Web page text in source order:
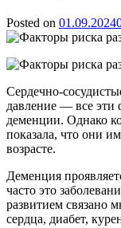
Posted on 01.09.2024
Сердечно-
давление — все эти
деменции. Однако
показала, что они
возрасте.
Деменция
часто это
развитием связано
сердца, диабет,